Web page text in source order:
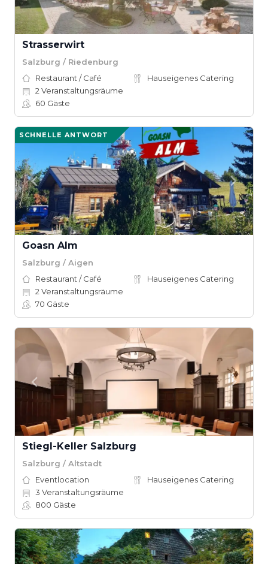
Strasserwirt
Salzburg / Riedenburg
Restaurant / Café
Hauseigenes Catering
2 Veranstaltungsräume
60 Gäste
SCHNELLE ANTWORT
Goasn Alm
Salzburg / Aigen
Restaurant / Café
Hauseigenes Catering
2 Veranstaltungsräume
70 Gäste
Stiegl-Keller Salzburg
Salzburg / Altstadt
Eventlocation
Hauseigenes Catering
3 Veranstaltungsräume
800 Gäste